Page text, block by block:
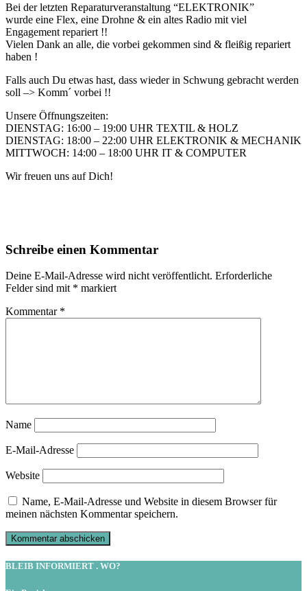
Bei der letzten Reparaturveranstaltung “ELEKTRONIK”
wurde eine Flex, eine Drohne & ein altes Radio mit viel
Engagement repariert !!
Vielen Dank an alle, die vorbei gekommen sind & fleißig repariert
haben !
Falls auch Du etwas hast, dass wieder in Schwung gebracht werden
soll –> Komm´ vorbei !!
Unsere Öffnungszeiten:
DIENSTAG: 16:00 – 19:00 UHR TEXTIL & HOLZ
DIENSTAG: 18:00 – 22:00 UHR ELEKTRONIK & MECHANIK
MITTWOCH: 14:00 – 18:00 UHR IT & COMPUTER
Wir freuen uns auf Dich!
Schreibe einen Kommentar
Deine E-Mail-Adresse wird nicht veröffentlicht. Erforderliche
Felder sind mit * markiert
Kommentar *
Name
E-Mail-Adresse
Website
Name, E-Mail-Adresse und Website in diesem Browser für
meinen nächsten Kommentar speichern.
BLEIB INFORMIERT . WO?